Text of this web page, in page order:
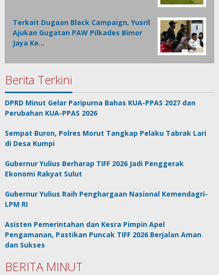
Terkait Dugaan Black Campaign, Yusril
Ajukan Gugatan PAW Pilkades Bimor
Jaya Ke…
Berita Terkini
DPRD Minut Gelar Paripurna Bahas KUA-PPAS 2027 dan
Perubahan KUA-PPAS 2026
Sempat Buron, Polres Morut Tangkap Pelaku Tabrak Lari
di Desa Kumpi
Gubernur Yulius Berharap TIFF 2026 Jadi Penggerak
Ekonomi Rakyat Sulut
Gubernur Yulius Raih Penghargaan Nasional Kemendagri-
LPM RI
Asisten Pemerintahan dan Kesra Pimpin Apel
Pengamanan, Pastikan Puncak TIFF 2026 Berjalan Aman
dan Sukses
BERITA MINUT